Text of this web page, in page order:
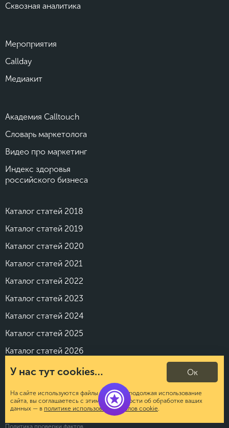
Сквозная аналитика
Мероприятия
Callday
Медиакит
Академия Calltouch
Словарь маркетолога
Видео про маркетинг
Индекс здоровья
российского бизнеса
Каталог статей 2018
Каталог статей 2019
Каталог статей 2020
Каталог статей 2021
Каталог статей 2022
Каталог статей 2023
Каталог статей 2024
Каталог статей 2025
Каталог статей 2026
Политика в отношении обработки персональных данных
Согласие на обработку персональных данных
Отказ от ответственности
Политика проверки фактов
У нас тут cookies…
На сайте используются файлы cookies. Продолжая использование
сайта, вы соглашаетесь с этим. Подробности об обработке ваших
данных — в политике использования файлов cookie.
Ок